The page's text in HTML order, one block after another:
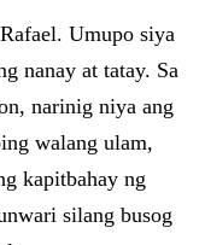
Umupo siya
nanay at tatay. Sa
narinig niya ang
walang ulam,
kapitbahay ng
silang busog